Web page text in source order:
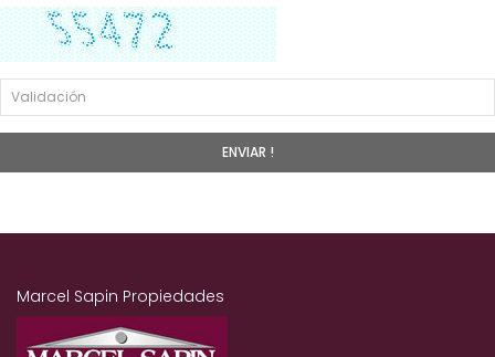
Marcel Sapin Propiedades